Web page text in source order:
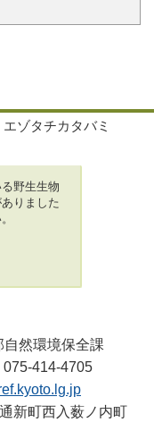
エゾタチカタバミ
野生生物
りました
然環境保全課
414-4705
新町西入薮ノ内町